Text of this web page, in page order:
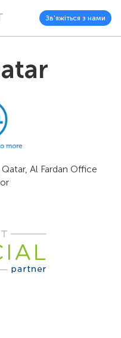
Зв'яжіться з нами
Al Fardan Office